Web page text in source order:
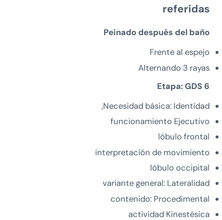
referidas
Peinado después del baño
Frente al espejo
Alternando 3 rayas
Etapa: GDS 6
Necesidad básica: Identidad,
funcionamiento Ejecutivo
lóbulo frontal
interpretación de movimiento
lóbulo occipital
variante general: Lateralidad
contenido: Procedimental
actividad Kinestésica